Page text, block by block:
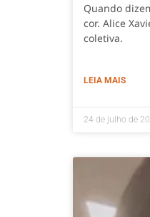
Quando
cor. Alice
coletiva.
LEIA MAIS
24 de julho de